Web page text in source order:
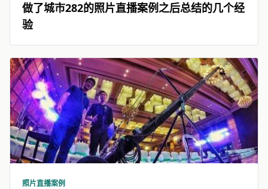
做了城市282的照片直播案例之后总结的几个经
验
照片直播案例